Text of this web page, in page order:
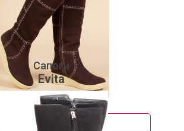
Сапоги
Evita
3 915 руб.
Подробнее